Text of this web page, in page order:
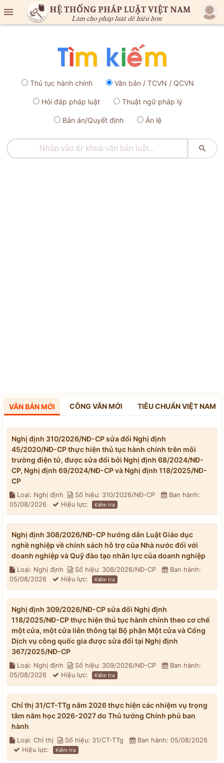

Thủ tục hành chính Văn bản / TCVN / QCVN
Hỏi đáp pháp luật Thuật ngữ pháp lý
Bản án/Quyết định Án lệ

VĂN BẢN MỚI CÔNG VĂN MỚI TIÊU CHUẨN VIỆT NAM
Nghị định 310/2026/NĐ-CP sửa đổi Nghị định
45/2020/NĐ-CP thực hiện thủ tục hành chính trên môi
trường điện tử, được sửa đổi bởi Nghị định 68/2024/NĐ-
CP, Nghị định 69/2024/NĐ-CP và Nghị định 118/2025/NĐ-
CP
Loại: Nghị định Số hiệu: 310/2026/NĐ-CP
Ban hành:
05/08/2026
Hiệu lực: Kiểm tra
Nghị định 308/2026/NĐ-CP hướng dẫn Luật Giáo dục
nghề nghiệp về chính sách hỗ trợ của Nhà nước đối với
doanh nghiệp và Quỹ đào tạo nhân lực của doanh nghiệp
Loại: Nghị định Số hiệu: 308/2026/NĐ-CP
Ban hành:
05/08/2026
Hiệu lực: Kiểm tra
Nghị định 309/2026/NĐ-CP sửa đổi Nghị định
118/2025/NĐ-CP thực hiện thủ tục hành chính theo cơ chế
một cửa, một cửa liên thông tại Bộ phận Một cửa và Cổng
Dịch vụ công quốc gia được sửa đổi tại Nghị định
367/2025/NĐ-CP
Loại: Nghị định Số hiệu: 309/2026/NĐ-CP
Ban hành:
05/08/2026
Hiệu lực: Kiểm tra
Chỉ thị 31/CT-TTg năm 2026 thực hiện các nhiệm vụ trọng
tâm năm học 2026-2027 do Thủ tướng Chính phủ ban
hành
Loại: Chỉ thị Số hiệu: 31/CT-TTg
Ban hành: 05/08/2026
Hiệu lực:
Kiểm tra